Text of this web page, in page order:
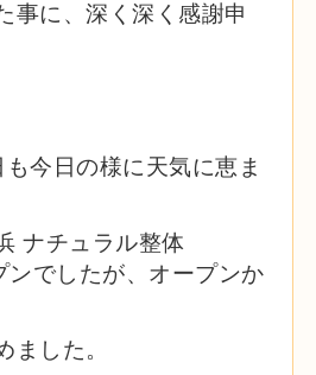
事に、深く深く感謝申
今日の様に天気に恵ま
ナチュラル整体
ンでしたが、オープンか
ました。